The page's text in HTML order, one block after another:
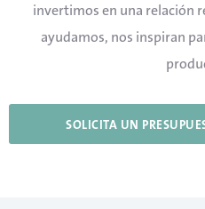
invertimos en una relación
ayudamos, nos inspiran
SOLICITA UN